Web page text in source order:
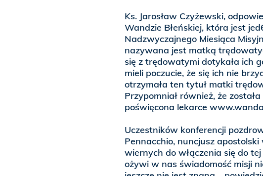
Ks. Jarosław Czyżewski,
Wandzie Błeńskiej, która jest
Nadzwyczajnego Miesiąca
nazywana jest matką
się z trędowatymi dotykała ich
mieli poczucie, że się ich nie
otrzymała ten tytuł matki
Przypomniał również, że
poświęcona lekarce
Uczestników konferencji
Pennacchio, nuncjusz
wiernych do włączenia się do
ożywi w nas świadomość misji